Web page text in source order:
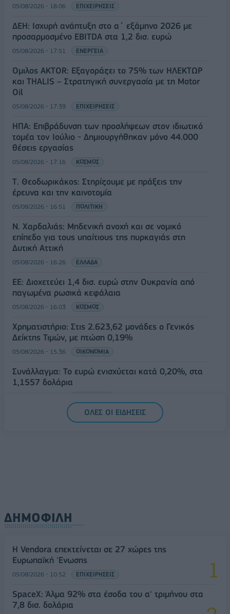
05/08/2026 - 18:06 ΕΠΙΧΕΙΡΗΣΕΙΣ
ΔΕΗ: Ισχυρή ανάπτυξη στο α΄ εξάμηνο 2026 με
προσαρμοσμένο EBITDA στα 1,2 δισ. ευρώ
05/08/2026 - 17:51 ΕΝΕΡΓΕΙΑ
Όμιλος AKTOR: Εξαγοράζει το 75% των ΗΛΕΚΤΩΡ
και THALIS – Στρατηγική συνεργασία με τη Motor
Oil
05/08/2026 - 17:39 ΕΠΙΧΕΙΡΗΣΕΙΣ
ΗΠΑ: Επιβράδυνση των προσλήψεων στον ιδιωτικό
τομέα τον Ιούλιο - Δημιουργήθηκαν μόνο 44.000
θέσεις εργασίας
05/08/2026 - 17:16 ΚΟΣΜΟΣ
Τ. Θεοδωρικάκος: Στηρίζουμε με πράξεις την
έρευνα και την καινοτομία
05/08/2026 - 16:51 ΠΟΛΙΤΙΚΗ
Ν. Χαρδαλιάς: Μηδενική ανοχή και σε νομικό
επίπεδο για τους υπαίτιους της πυρκαγιάς στη
Δυτική Αττική
05/08/2026 - 16:26 ΕΛΛΑΔΑ
ΕΕ: Διοχετεύει 1,4 δισ. ευρώ στην Ουκρανία από
παγωμένα ρωσικά κεφάλαια
05/08/2026 - 16:03 ΚΟΣΜΟΣ
Χρηματιστήριο: Στις 2.623,62 μονάδες ο Γενικός
Δείκτης Τιμών, με πτώση 0,19%
05/08/2026 - 15:36 ΟΙΚΟΝΟΜΙΑ
Συνάλλαγμα: Το ευρώ ενισχύεται κατά 0,20%, στα
1,1557 δολάρια
ΟΛΕΣ ΟΙ ΕΙΔΗΣΕΙΣ
ΔΗΜΟΦΙΛΗ
Η Vendora επεκτείνεται σε 27 χώρες της
Ευρωπαϊκή 'Ενωσης
05/08/2026 - 10:52 ΕΠΙΧΕΙΡΗΣΕΙΣ
SpaceX: Άλμα 92% στα έσοδα του α' τριμήνου στα
7,8 δισ. δολάρια